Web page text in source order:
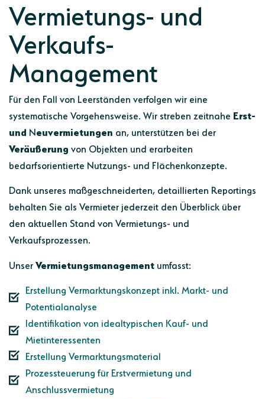
Vermietungs- und
Verkaufs-
Management
Für den Fall von Leerständen verfolgen wir eine
systematische Vorgehensweise. Wir streben zeitnahe Erst-
und Neuvermietungen an, unterstützen bei der
Veräußerung von Objekten und erarbeiten
bedarfsorientierte Nutzungs- und Flächenkonzepte.
Dank unseres maßgeschneiderten, detaillierten Reportings
behalten Sie als Vermieter jederzeit den Überblick über
den aktuellen Stand von Vermietungs- und
Verkaufsprozessen.
UnserVermietungsmanagement umfasst:
Erstellung Vermarktungskonzept inkl. Markt- und
Potentialanalyse
Identifikation von idealtypischen Kauf- und
Mietinteressenten
Erstellung Vermarktungsmaterial
Prozessteuerung für Erstvermietung und
Anschlussvermietung